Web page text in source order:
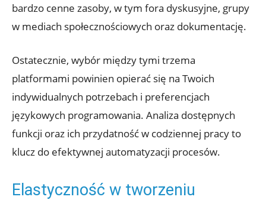
bardzo cenne zasoby,⁤ w tym fora dyskusyjne, grupy
w mediach społecznościowych oraz dokumentację.
Ostatecznie, wybór między tymi trzema
platformami powinien opierać się na Twoich
indywidualnych potrzebach⁢ i preferencjach
językowych programowania. Analiza dostępnych
funkcji oraz ich przydatność ‍w codziennej pracy to
klucz do efektywnej automatyzacji procesów.
Elastyczność w tworzeniu